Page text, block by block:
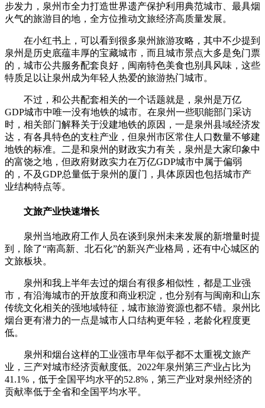
步发力，泉州市全力打造世界遗产保护利用典范城市、最具烟
火气的旅游目的地，全方位推动文旅经济高质量发展。
在小红书上，可以看到很多泉州旅游攻略，其中不少提到
泉州是历史底蕴丰厚的宝藏城市，而且城市景点大多是免门票
的，城市公共服务配套良好，闽南特色美食也别具风味，这些
特质足以让泉州成为年轻人热爱的旅游热门城市。
不过，和公共配套相关的一个话题就是，泉州是万亿
GDP城市中唯一没有地铁的城市。在泉州一些职能部门采访
时，相关部门解释关于没建地铁的原因，一是泉州县域经济发
达，有各具特色的支柱产业，但泉州市区常住人口数量不够建
地铁的标准。二是和泉州的财政实力有关，泉州是大家印象中
的富饶之地，但政府财政实力在万亿GDP城市中属于偏弱
的，不及GDP总量低于泉州的厦门，具体原因也包括城市产
业结构特点等。
文旅产业快速增长
泉州当地政府工作人员在谈到泉州未来发展的新增量时提
到，除了“南高新、北石化”的新兴产业格局，还有中心城区的
文旅板块。
泉州和我上半年去过的烟台有很多相似性，都是工业强
市，有沿海城市的开放度和商业积淀，也分别有与闽南和山东
传统文化相关的强地域特征，城市旅游资源也都不错。泉州比
烟台更有潜力的一点是城市人口结构更年轻，老龄化程度更
低。
泉州和烟台这样的工业强市早年似乎都不太重视文旅产
业，三产对城市经济贡献度低。2022年泉州第三产业占比为
41.1%，低于全国平均水平的52.8%，第三产业对泉州经济的
贡献率低于全省和全国平均水平。